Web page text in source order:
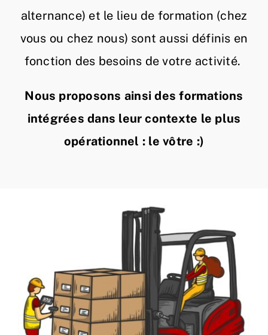
alternance) et le lieu de formation (chez
vous ou chez nous) sont aussi définis en
fonction des besoins de votre activité.
Nous proposons ainsi des formations
intégrées dans leur contexte le plus
opérationnel : le vôtre :)